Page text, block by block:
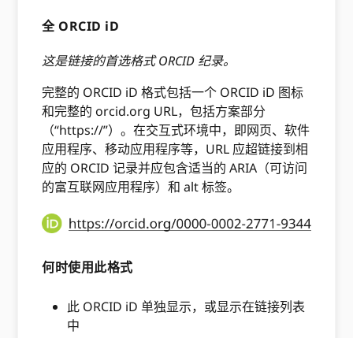
全 ORCID iD
这是链接的首选格式 ORCID 纪录。
完整的 ORCID iD 格式包括一个 ORCID iD 图标
和完整的 orcid.org URL，包括方案部分
（“https://”）。在交互式环境中，即网页、软件
应用程序、移动应用程序等，URL 应超链接到相
应的 ORCID 记录并应包含适当的 ARIA（可访问
的富互联网应用程序）和 alt 标签。
何时使用此格式
此 ORCID iD 单独显示，或显示在链接列表
中